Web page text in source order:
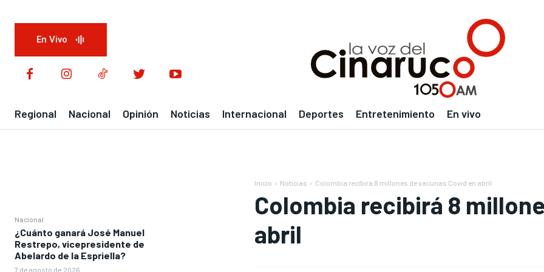
En Vivo
Regional Nacional Opinión Noticias Internacional Deportes Entretenimiento En vivo
Nacional
¿Cuánto ganará José Manuel
Restrepo, vicepresidente de
Abelardo de la Espriella?
7 de agosto de 2026
Inicio Noticias Colombia recibirá 8 millones de vacunas Covid en abril
Colombia recibirá 8
abril